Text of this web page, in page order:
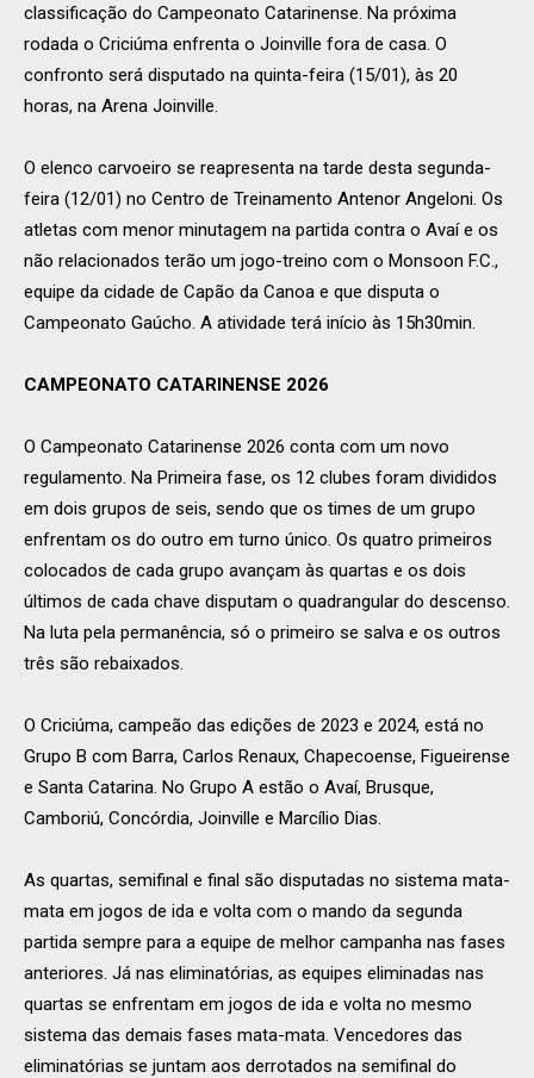
classificação do Campeonato Catarinense. Na próxima
rodada o Criciúma enfrenta o Joinville fora de casa. O
confronto será disputado na quinta-feira (15/01), às 20
horas, na Arena Joinville.
O elenco carvoeiro se reapresenta na tarde desta segunda-
feira (12/01) no Centro de Treinamento Antenor Angeloni. Os
atletas com menor minutagem na partida contra o Avaí e os
não relacionados terão um jogo-treino com o Monsoon F.C.,
equipe da cidade de Capão da Canoa e que disputa o
Campeonato Gaúcho. A atividade terá início às 15h30min.
CAMPEONATO CATARINENSE 2026
O Campeonato Catarinense 2026 conta com um novo
regulamento. Na Primeira fase, os 12 clubes foram divididos
em dois grupos de seis, sendo que os times de um grupo
enfrentam os do outro em turno único. Os quatro primeiros
colocados de cada grupo avançam às quartas e os dois
últimos de cada chave disputam o quadrangular do descenso.
Na luta pela permanência, só o primeiro se salva e os outros
três são rebaixados.
O Criciúma, campeão das edições de 2023 e 2024, está no
Grupo B com Barra, Carlos Renaux, Chapecoense, Figueirense
e Santa Catarina. No Grupo A estão o Avaí, Brusque,
Camboriú, Concórdia, Joinville e Marcílio Dias.
As quartas, semifinal e final são disputadas no sistema mata-
mata em jogos de ida e volta com o mando da segunda
partida sempre para a equipe de melhor campanha nas fases
anteriores. Já nas eliminatórias, as equipes eliminadas nas
quartas se enfrentam em jogos de ida e volta no mesmo
sistema das demais fases mata-mata. Vencedores das
eliminatórias se juntam aos derrotados na semifinal do